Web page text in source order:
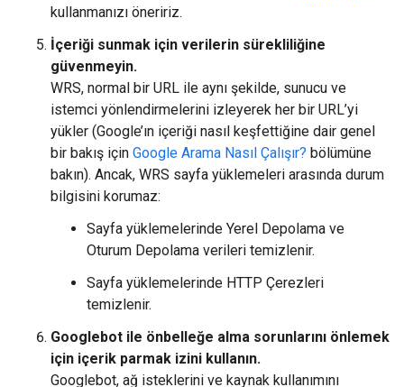
kullanmanızı öneririz.
İçeriği sunmak için verilerin sürekliliğine
güvenmeyin.
WRS, normal bir URL ile aynı şekilde, sunucu ve
istemci yönlendirmelerini izleyerek her bir URL’yi
yükler (Google’ın içeriği nasıl keşfettiğine dair genel
bir bakış için Google Arama Nasıl Çalışır? bölümüne
bakın). Ancak, WRS sayfa yüklemeleri arasında durum
bilgisini korumaz:
Sayfa yüklemelerinde Yerel Depolama ve
Oturum Depolama verileri temizlenir.
Sayfa yüklemelerinde HTTP Çerezleri
temizlenir.
Googlebot ile önbelleğe alma sorunlarını önlemek
için içerik parmak izini kullanın.
Googlebot, ağ isteklerini ve kaynak kullanımını